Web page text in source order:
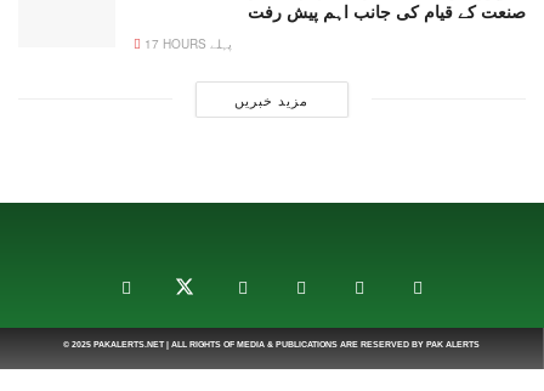
صنعت کے قیام کی جانب اہم پیش رفت
17 HOURS پہلے
مزید خبریں
© 2025 PAKALERTS.NET| ALL RIGHTS OF MEDIA & PUBLICATIONS ARE RESERVED BY PAK ALERTS